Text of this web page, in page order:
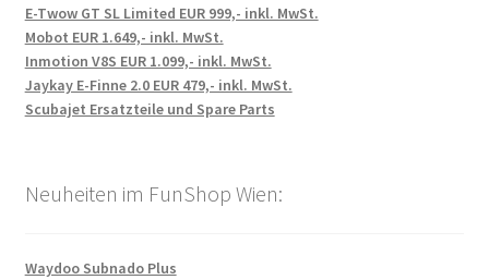
E-Twow GT SL Limited EUR 999,- inkl. MwSt.
Mobot EUR 1.649,- inkl. MwSt.
Inmotion V8S EUR 1.099,- inkl. MwSt.
Jaykay E-Finne 2.0 EUR 479,- inkl. MwSt.
Scubajet Ersatzteile und Spare Parts
Neuheiten im FunShop Wien:
Waydoo Subnado Plus